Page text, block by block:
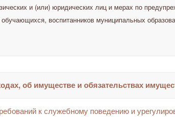
и (или) юридических лиц и мерах по
воспитанников муниципальных
об имуществе и обязательствах
к служебному поведению и